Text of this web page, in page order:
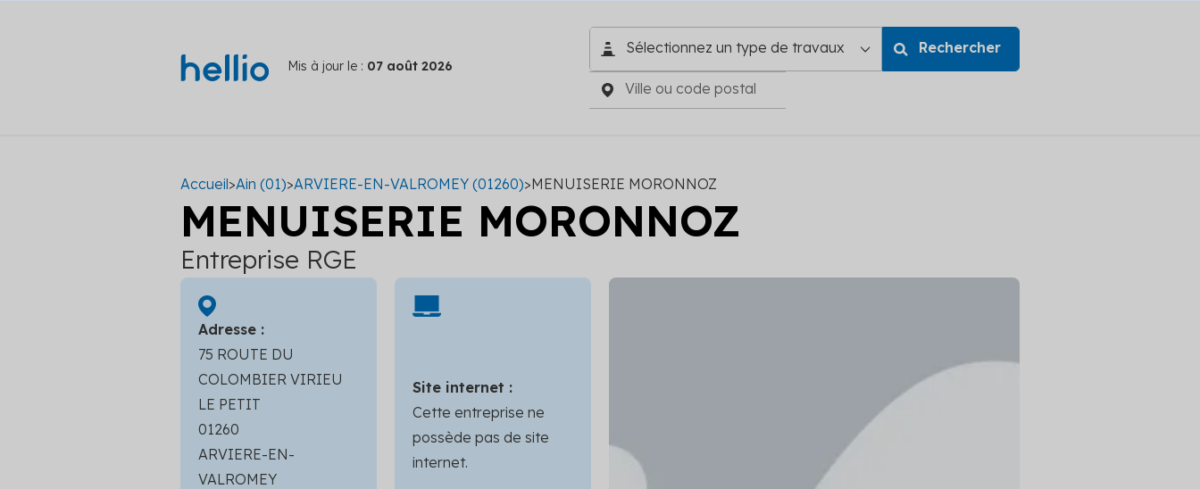
Mis à jour le : 07 août 2026
Accueil>Ain (01)>ARVIERE-EN-VALROMEY (01260)>MENUISERIE MORONNOZ
MENUISERIE MORONNOZ
Entreprise RGE
Adresse :
75 ROUTE DU
COLOMBIER VIRIEU
LE PETIT
01260
ARVIERE-EN-
VALROMEY
Site internet :
Cette entreprise ne
possède pas de site
internet.